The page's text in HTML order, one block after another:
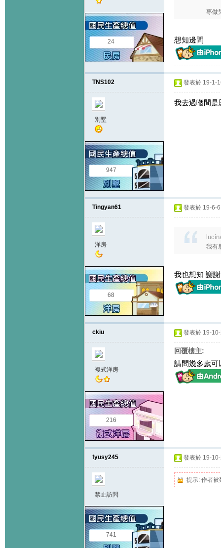
24
專做
想知邊間
TNS102
別墅
947
發表於 19-1-
我去過嗰間是
Tingyan61
洋房
68
發表於 19-6-
我有
我也想知 謝謝
ckiu
複式洋房
216
發表於 19-
回覆樓主:
請問幾多歲可
fyusy245
禁止訪問
741
發表於 19-
提示: 作者被